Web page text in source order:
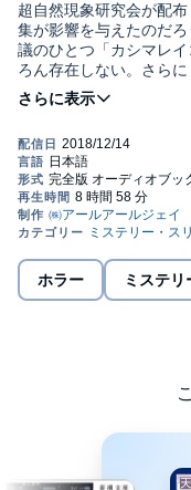
超自然現象研究会が配
集が影響を与えたのだ
議のひとつ「カシマレ
ろん存在しない。さら
の悪戯まで見つかった
めた葉山君は、ある真
©℗似鳥鶏・東京創元社・
ホラー ミステリ